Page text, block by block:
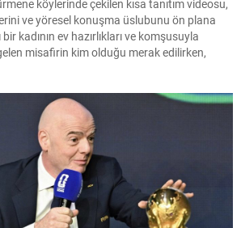
köylerinde çekilen kısa tanıtım videosu,
ve yöresel konuşma üslubunu ön plana
kadının ev hazırlıkları ve komşusuyla
misafirin kim olduğu merak edilirken,